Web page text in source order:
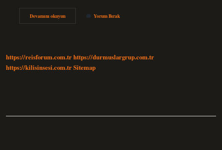
Devamını okuyunA54
Suya
Yorum Bırak
https://reisforum.com.trhttps://durmuslargrup.com.tr
https://kilisinsesi.com.trSitemap